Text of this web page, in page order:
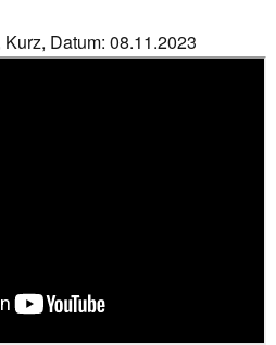
Datum: 08.11.2023